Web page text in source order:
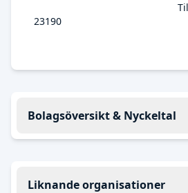
23190
Bolagsöversikt & Nyckeltal
Liknande organisationer